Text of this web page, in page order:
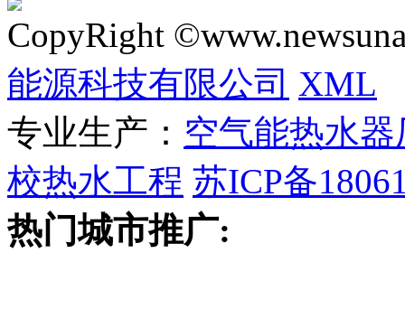
CopyRight
能源科技有限公司 XML
专业生产： 空气能热水器
校热水工程 苏ICP备
热门城市推广: